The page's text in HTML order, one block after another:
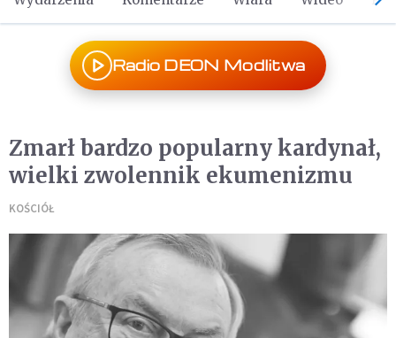
Radio DEON Modlitwa
Zmarł bardzo popularny kardynał,
wielki zwolennik ekumenizmu
KOŚCIÓŁ